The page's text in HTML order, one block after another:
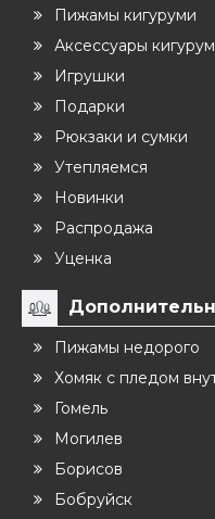
Пижамы кигуруми
Аксессуары
Игрушки
Подарки
Рюкзаки и сумки
Утепляемся
Новинки
Распродажа
Уценка
Пижамы недорого
Хомяк с пледом
Гомель
Могилев
Борисов
Бобруйск